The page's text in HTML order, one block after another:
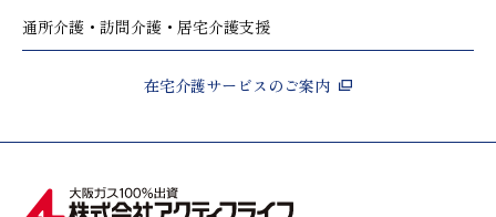
通所介護・訪問介護・居宅介護支援
在宅介護サービスのご案内